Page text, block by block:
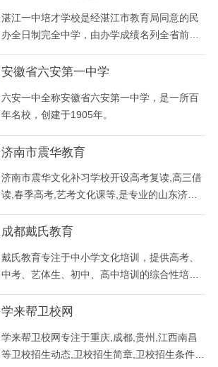
育局管理，更名为宜昌市第二十中学。2010年
3月，市委编办同意学校增挂“宜昌市葛洲坝中
学”校牌
湛江一中培才学校是经湛江市教育局同意的民
办全日制完全中学，由办学成绩名列全省前茅
一级中学。 湛江一中培才学校秉承湛江一中“以
学高效的管理模式，并结合实际，开拓创新。
学校校服与湛江一中本部校服相同，体现了一
中人的
安徽省六安第一中学
六安一中全称安徽省六安第一中学，是一所百
年名校，创建于1905年。
济南市震华教育
济南市震华文化补习学校开设高考复读,高三借
读,春季高考,艺考文化课等,是专业的山东济南
高考复读学校,学校师资雄厚,管理严格,学习氛
围浓厚,教学质量高
成都戴氏教育
戴氏教育专注于中小学文化培训，提供高考、
中考、艺体生、初中、高中培训的综合性培训
拥有先进的教学内容开发与制作团队，致力于
学来帮卫校网
学来帮卫校网专注于重庆,成都,贵州,江西南昌
等卫校招生动态,卫校招生简章,卫校招生条件,